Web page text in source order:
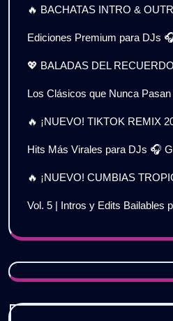
🔥 BACHATAS INTRO &
Ediciones Premium para DJs
💖 BALADAS DEL
Los Clásicos que Nunca
🔥 ¡NUEVO! TIKTOK REMIX
Hits Más Virales para DJs 🎧
🔥 ¡NUEVO! CUMBIAS
Vol. 5 | Intros y Edits Bailables